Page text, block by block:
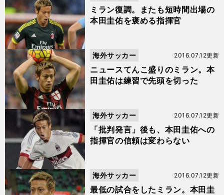
ミラン復調。またも短時間出場の
本田圭佑を褒める指揮官
ニュースてんこ盛りのミラン。本
田圭佑は練習で先頭を切った
2016.07.12更新
海外サッカー
「批判発言」後も、本田圭佑への
指揮官の信頼は変わらない
2016.07.12更新
海外サッカー
最低の試合をしたミラン。本田圭
2016.07.12更新
海外サッカー